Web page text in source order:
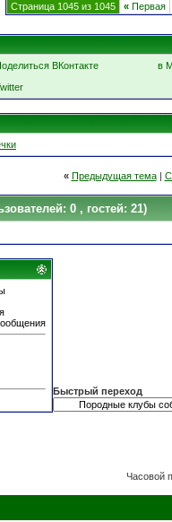
Страница 1045 из 1045 « Первая
ВКонтакте
в
« Предыдущая тема|
0 , гостей: 21)
Быстрый переход
Часовой